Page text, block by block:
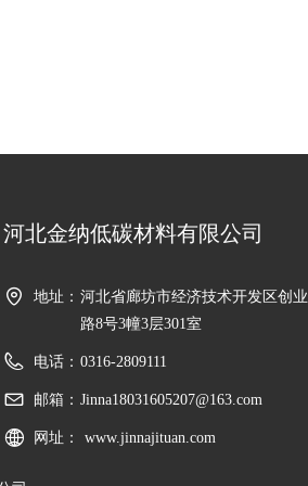
地址： 河北省廊坊市经济技术开发区创业
路8号3幢3层301室
电话： 0316-2809111
邮箱： Jinna18031605207@163.com
网址： www.jinnajituan.com
河北金纳低碳材料有限公司